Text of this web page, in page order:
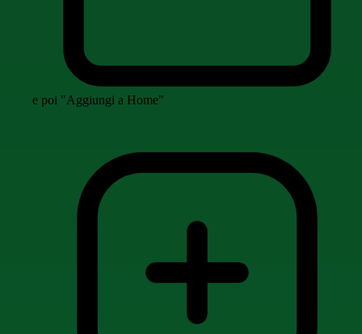
e poi "Aggiungi a Home"